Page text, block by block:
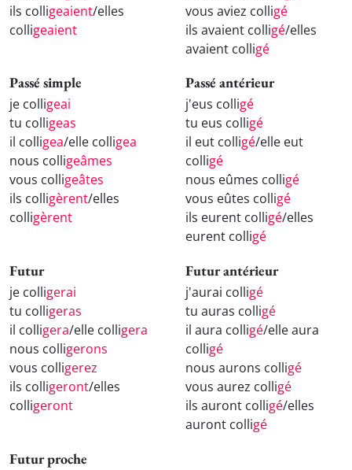
ils colligeaient/elles
colligeaient
vous aviez colligé
ils avaient colligé/elles
avaient colligé
Passé simple
je colligeai
tu colligeas
il colligea/elle colligea
nous colligeâmes
vous colligeâtes
ils colligèrent/elles
colligèrent
Passé antérieur
j'eus colligé
tu eus colligé
il eut colligé/elle eut
colligé
nous eûmes colligé
vous eûtes colligé
ils eurent colligé/elles
eurent colligé
Futur
je colligerai
tu colligeras
il colligera/elle colligera
nous colligerons
vous colligerez
ils colligeront/elles
colligeront
Futur antérieur
j'aurai colligé
tu auras colligé
il aura colligé/elle aura
colligé
nous aurons colligé
vous aurez colligé
ils auront colligé/elles
auront colligé
Futur proche